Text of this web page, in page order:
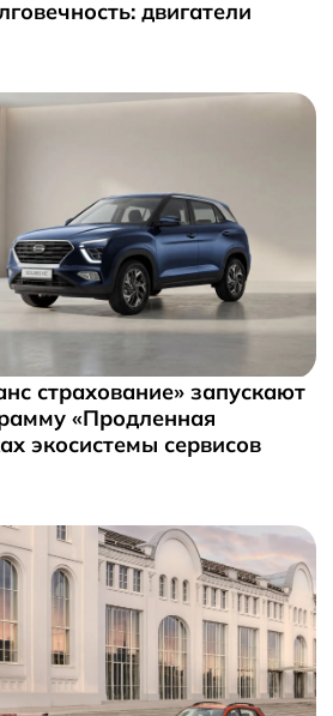
двигатели
страхование» запускают
«Продленная
экосистемы сервисов